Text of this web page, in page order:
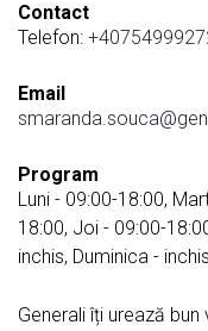
Contact
Telefon:
Email
Program
Luni - 09:00-18:00,
18:00, Joi - 09:00-
inchis, Duminica - inchis
Generali îți urează